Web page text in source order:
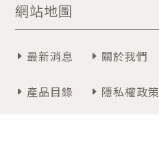
網站地圖
最新消息 關於我們
產品目錄 隱私權政策